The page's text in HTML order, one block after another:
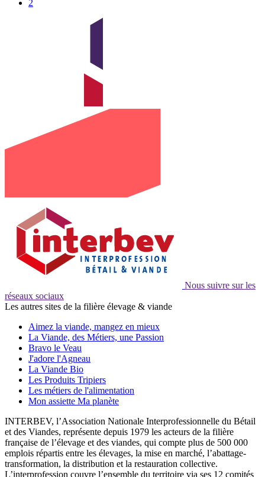
2
Nous suivre sur les
réseaux sociaux
Les autres sites de la filière élevage & viande
Aimez la viande, mangez en mieux
La Viande, des Métiers, une Passion
Bravo le Veau
J'adore l'Agneau
La Viande Bio
Les Produits Tripiers
Les métiers de l'alimentation
Mon assiette Ma planète
INTERBEV, l’Association Nationale Interprofessionnelle du Bétail
et des Viandes, représente depuis 1979 les acteurs de la filière
française de l’élevage et des viandes, qui compte plus de 500 000
emplois répartis entre les élevages, la mise en marché, l’abattage-
transformation, la distribution et la restauration collective.
L’interprofession couvre l’ensemble du territoire via ses 12 comités